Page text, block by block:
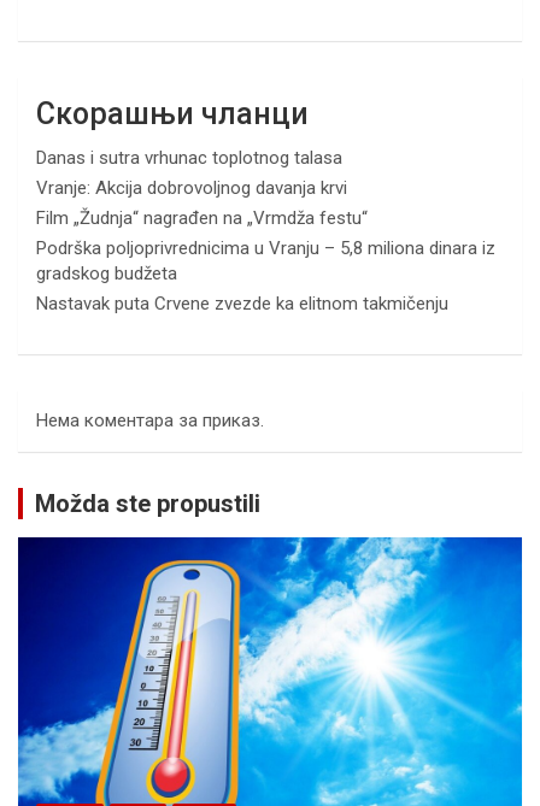
Скорашњи чланци
Danas i sutra vrhunac toplotnog talasa
Vranje: Akcija dobrovoljnog davanja krvi
Film „Žudnja“ nagrađen na „Vrmdža festu“
Podrška poljoprivrednicima u Vranju – 5,8 miliona dinara iz
gradskog budžeta
Nastavak puta Crvene zvezde ka elitnom takmičenju
Нема коментара за приказ.
Možda ste propustili